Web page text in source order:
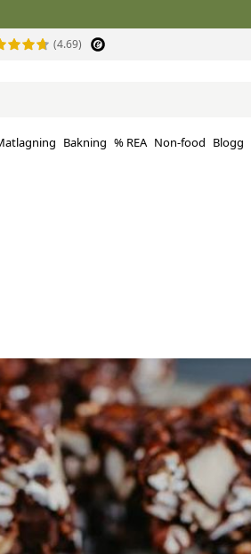
(4.69)
Bakning % REA Non-food Blogg